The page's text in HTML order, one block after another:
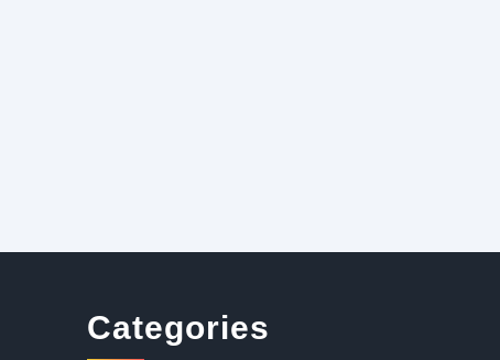
Categories